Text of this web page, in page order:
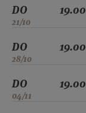
DO
21/10
19.00
DO
28/10
19.00
DO
04/11
19.00